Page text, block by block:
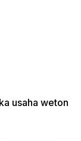
usaha weton